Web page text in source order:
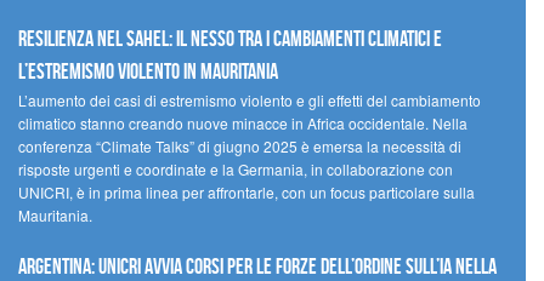
Resilienza nel Sahel: il nesso tra i cambiamenti climatici e
l’estremismo violento in Mauritania
L’aumento dei casi di estremismo violento e gli effetti del cambiamento
climatico stanno creando nuove minacce in Africa occidentale. Nella
conferenza “Climate Talks” di giugno 2025 è emersa la necessità di
risposte urgenti e coordinate e la Germania, in collaborazione con
UNICRI, è in prima linea per affrontarle, con un focus particolare sulla
Mauritania.
Argentina: UNICRI avvia corsi per le forze dell’ordine sull’IA nella